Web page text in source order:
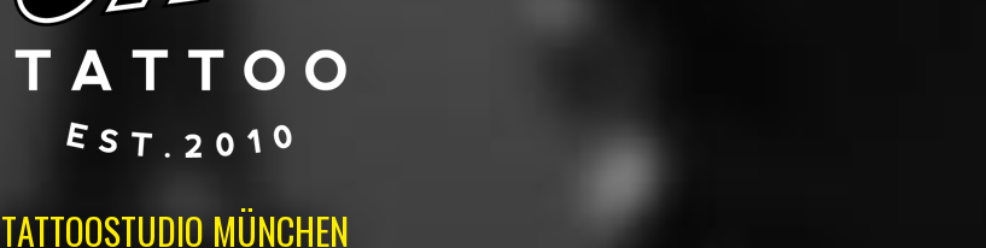
TATTOOSTUDIO MÜNCHEN